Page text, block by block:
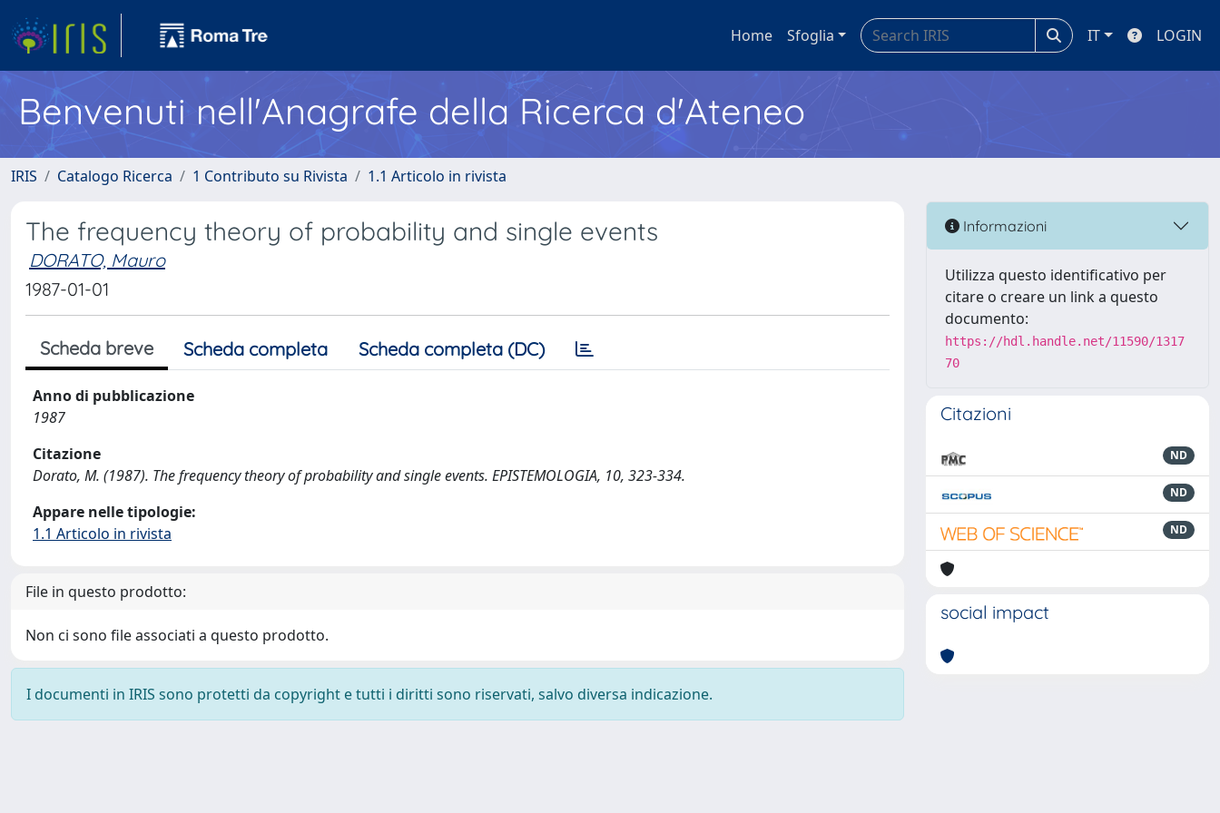
Home Sfoglia IT LOGIN
Benvenuti nell'Anagrafe della Ricerca d'Ateneo
IRIS Catalogo Ricerca 1 Contributo su Rivista 1.1 Articolo in rivista
The frequency theory of probability and single events
DORATO, Mauro
1987-01-01
Scheda breve Scheda completa Scheda completa (DC)
Anno di pubblicazione
1987
Citazione
Dorato, M. (1987). The frequency theory of probability and single events. EPISTEMOLOGIA, 10, 323-334.
Appare nelle tipologie:
1.1 Articolo in rivista
File in questo prodotto:
Non ci sono file associati a questo prodotto.
I documenti in IRIS sono protetti da copyright e tutti i diritti sono riservati, salvo diversa indicazione.
Informazioni
Utilizza questo identificativo per
citare o creare un link a questo
documento:
https://hdl.handle.net/11590/1317
70
Citazioni
ND
ND
ND
social impact